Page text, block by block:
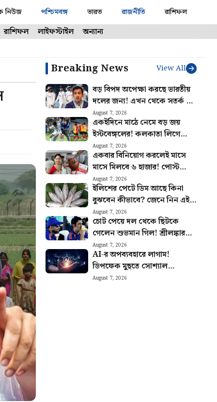
নিউজ পশ্চিমবঙ্গ ভারত রাজনীতি রাশিফল
রাশিফল লাইফস্টাইল অন্যান্য
Breaking News View All
বড় বিপদ অপেক্ষা করছে ভারতীয়
দলের জন্য! এখন থেকে সতর্ক না
হলে ফল ভুগবেন গম্ভীররা
August 7, 2026
একইদিনে মাঠে নেমে বড় জয়
ইস্টবেঙ্গলের! কলকাতা লিগে
আবারও ধাক্কা মোহনবাগানের
August 7, 2026
একবার বিনিয়োগ করলেই মাসে
মাসে মিলবে ৬ হাজার! পোস্ট
অফিসের এই বাম্পার স্কিমের হিসাব
বুঝুন
August 7, 2026
ইলিশের পেটে ডিম আছে কিনা
বুঝবেন কীভাবে? জেনে নিন এই
ট্রিকস
August 7, 2026
চোট পেয়ে দল থেকে ছিটকে
গেলেন শুভমান গিল! শ্রীলঙ্কার
বিরুদ্ধে সিরিজ শুরুর আগে মাঠে
নেমে চাপে ভারত
August 7, 2026
AI-র অপব্যবহারে লাগাম!
ডিপফেক মুছতে সোশ্যাল
মিডিয়াকে ৩ ঘণ্টার সময়সীমা বেঁধে
August 7, 2026